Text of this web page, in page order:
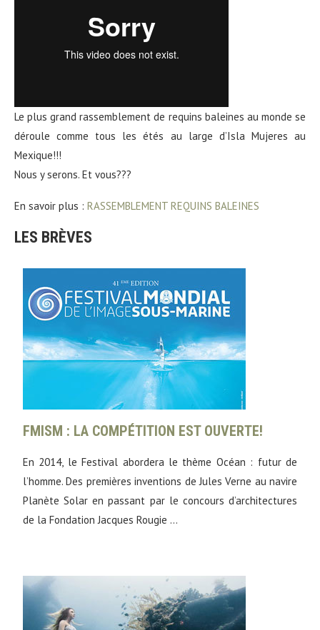
Le plus grand rassemblement de requins baleines au monde se
déroule comme tous les étés au large d’Isla Mujeres au
Mexique!!!
Nous y serons. Et vous???
En savoir plus : RASSEMBLEMENT REQUINS BALEINES
LES BRÈVES
FMISM : LA COMPÉTITION EST OUVERTE!
En 2014, le Festival abordera le thème Océan : futur de
l’homme. Des premières inventions de Jules Verne au navire
Planète Solar en passant par le concours d’architectures
de la Fondation Jacques Rougie …